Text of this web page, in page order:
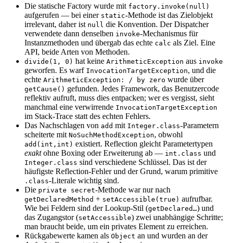
Die statische Factory wurde mit factory.invoke(null)
aufgerufen — bei einer static-Methode ist das Zielobjekt
irrelevant, daher ist null die Konvention. Der Dispatcher
verwendete dann denselben invoke-Mechanismus für
Instanzmethoden und übergab das echte calc als Ziel. Eine
API, beide Arten von Methoden.
divide(1, 0) hat keine ArithmeticException aus invoke
geworfen. Es warf InvocationTargetException, und die
echte ArithmeticException: / by zero wurde über
getCause() gefunden. Jedes Framework, das Benutzercode
reflektiv aufruft, muss dies entpacken; wer es vergisst, sieht
manchmal eine verwirrende InvocationTargetException
im Stack-Trace statt des echten Fehlers.
Das Nachschlagen von add mit Integer.class-Parametern
scheiterte mit NoSuchMethodException, obwohl
add(int,int) existiert. Reflection gleicht Parametertypen
exaktohne Boxing oder Erweiterung ab — int.class und
Integer.class sind verschiedene Schlüssel. Das ist der
häufigste Reflection-Fehler und der Grund, warum primitive
.class-Literale wichtig sind.
Die private secret-Methode war nur nach
getDeclaredMethod + setAccessible(true) aufrufbar.
Wie bei Feldern sind der Lookup-Stil (getDeclared…) und
das Zugangstor (setAccessible) zwei unabhängige Schritte;
man braucht beide, um ein privates Element zu erreichen.
Rückgabewerte kamen als Object an und wurden an der